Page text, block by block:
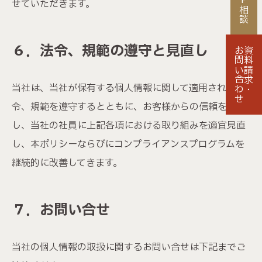
資料請求・
お問い合わせ
せていただきます。
６．法令、規範の遵守と見直し
当社は、当社が保有する個人情報に関して適用される法
令、規範を遵守するとともに、お客様からの信頼を獲得
し、当社の社員に上記各項における取り組みを適宜見直
し、本ポリシーならびにコンプライアンスプログラムを
継続的に改善してきます。
７．お問い合せ
当社の個人情報の取扱に関するお問い合せは下記までご